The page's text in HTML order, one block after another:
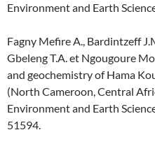
Environment and Earth
Fagny Mefire A., Bardintzeff
Gbeleng T.A. et Ngougoure
and geochemistry of Hama
(North Cameroon, Central
Environment and Earth
51594.